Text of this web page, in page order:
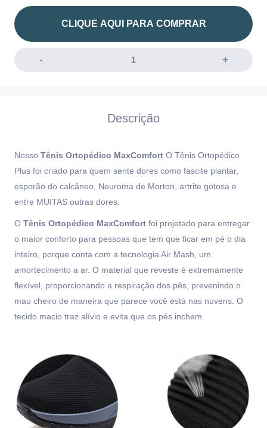
CLIQUE AQUI PARA COMPRAR
Descrição
Nosso Tênis Ortopédico MaxComfort O Tênis Ortopédico
Plus foi criado para quem sente dores como fascite plantar,
esporão do calcâneo, Neuroma de Morton, artrite gotosa e
entre MUITAS outras dores.
O Tênis Ortopédico MaxComfort foi projetado para entregar
o maior conforto para pessoas que tem que ficar em pé o dia
inteiro, porque conta com a tecnologia Air Mash, um
amortecimento a ar. O material que reveste é extremamente
flexível, proporcionando a respiração dos pés, prevenindo o
mau cheiro de maneira que parece você está nas nuvens. O
tecido macio traz alívio e evita que os pés inchem.